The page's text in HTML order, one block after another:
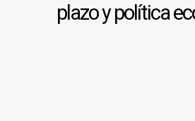
plazo y política